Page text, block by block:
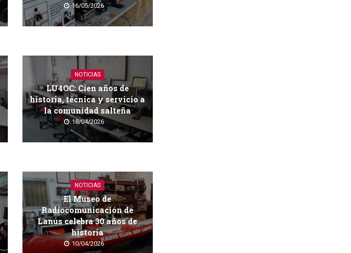
16/05/2026
NOTICIAS
LU4OC: Cien años de
historia, técnica y servicio a
la comunidad salteña
18/04/2026
NOTICIAS
El Museo de
Radiocomunicación de
Lanús celebra 30 años de
historia
10/04/2026